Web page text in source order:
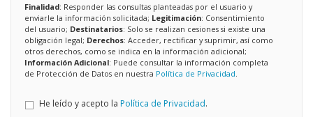
Finalidad: Responder las consultas planteadas por el usuario y
enviarle la información solicitada; Legitimación: Consentimiento
del usuario; Destinatarios: Solo se realizan cesiones si existe una
obligación legal; Derechos: Acceder, rectificar y suprimir, así como
otros derechos, como se indica en la información adicional;
Información Adicional: Puede consultar la información completa
de Protección de Datos en nuestra Política de Privacidad
He leído y acepto la Política de Privacidad.